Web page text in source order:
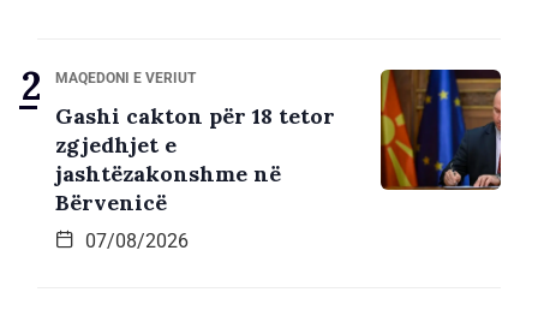
MAQEDONI E VERIUT
Gashi cakton për 18 tetor
zgjedhjet e
jashtëzakonshme në
Bërvenicë
07/08/2026